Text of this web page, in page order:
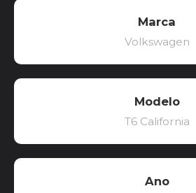
Marca
Volkswagen
Modelo
T6 California
Ano